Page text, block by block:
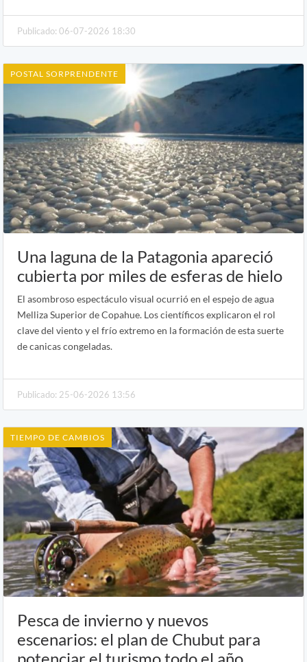
Publicado: 06-07-2026 18:30
POSTAL SORPRENDENTE
Una laguna de la Patagonia apareció
cubierta por miles de esferas de hielo
El asombroso espectáculo visual ocurrió en el espejo de agua
Melliza Superior de Copahue. Los científicos explicaron el rol
clave del viento y el frío extremo en la formación de esta suerte
de canicas congeladas.
Publicado: 25-06-2026 13:56
TIEMPO DE CAMBIOS
Pesca de invierno y nuevos
escenarios: el plan de Chubut para
potenciar el turismo todo el año